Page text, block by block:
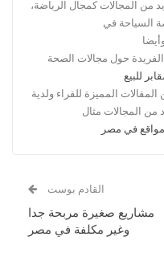
من المجالات كمجال الرياضة،
السياحة في
الفريدة حول مجالات الصحة
للبيع
المميزة للقراء ولدية
المجالات مثال
في مصر
القادم بوست
مشاريع صغيرة مربحة جدا
وغير مكلفة في مصر